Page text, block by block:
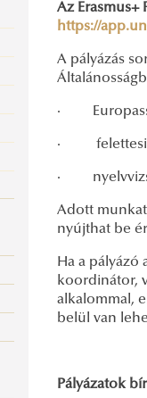
Az
https://
A pályázás
· Europass
· felettesi
·
Adott
nyújthat be
Ha a
koordinátor,
alkalommal,
belül van
Pályázatok